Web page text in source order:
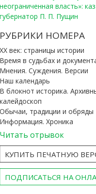
неограниченная власть»:
губернатор П. П. Пущин
РУБРИКИ НОМЕРА
ХХ век: страницы истории
Время в судьбах и
Мнения. Суждения. Версии
Наш календарь
В блокнот историка.
калейдоскоп
Обычаи, традиции и обряды
Информация. Хроника
Читать отрывок
КУПИТЬ ПЕЧАТНУЮ
ПОДПИСАТЬСЯ НА